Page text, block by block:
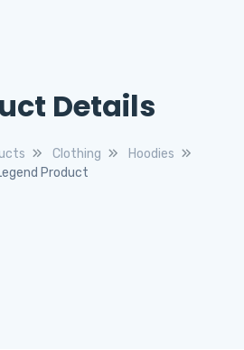
Details
Clothing
Hoodies
Product